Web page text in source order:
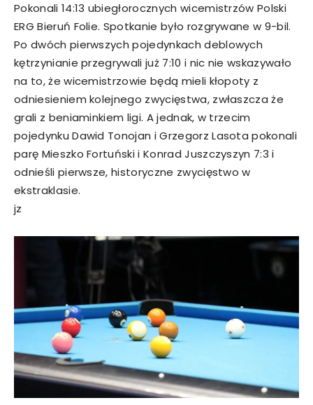
Pokonali 14:13 ubiegłorocznych wicemistrzów Polski
ERG Bieruń Folie. Spotkanie było rozgrywane w 9-bil.
Po dwóch pierwszych pojedynkach deblowych
kętrzynianie przegrywali już 7:10 i nic nie wskazywało
na to, że wicemistrzowie będą mieli kłopoty z
odniesieniem kolejnego zwycięstwa, zwłaszcza że
grali z beniaminkiem ligi. A jednak, w trzecim
pojedynku Dawid Tonojan i Grzegorz Lasota pokonali
parę Mieszko Fortuński i Konrad Juszczyszyn 7:3 i
odnieśli pierwsze, historyczne zwycięstwo w
ekstraklasie.
jz